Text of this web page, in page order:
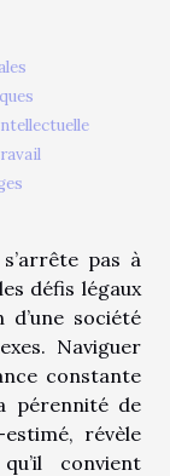
pas à
défis légaux
société
Naviguer
constante
pérennité de
révèle
convient